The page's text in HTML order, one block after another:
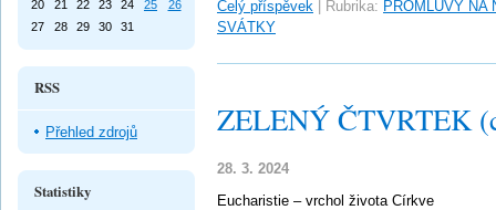
Celý příspěvek Rubrika: PROMLUVY NA
SVÁTKY
ZELENÝ ČTVRTEK
28. 3. 2024
Eucharistie – vrchol života Církve
20
21 22 23 24 25
26
27
28 29 30 31
RSS
Přehled zdrojů
Statistiky